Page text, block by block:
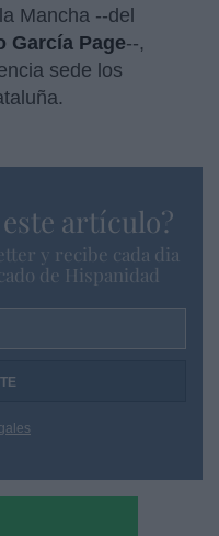
Mancha --del
García Page--,
sede los
artículo?
y recibe cada dia
de Hispanidad